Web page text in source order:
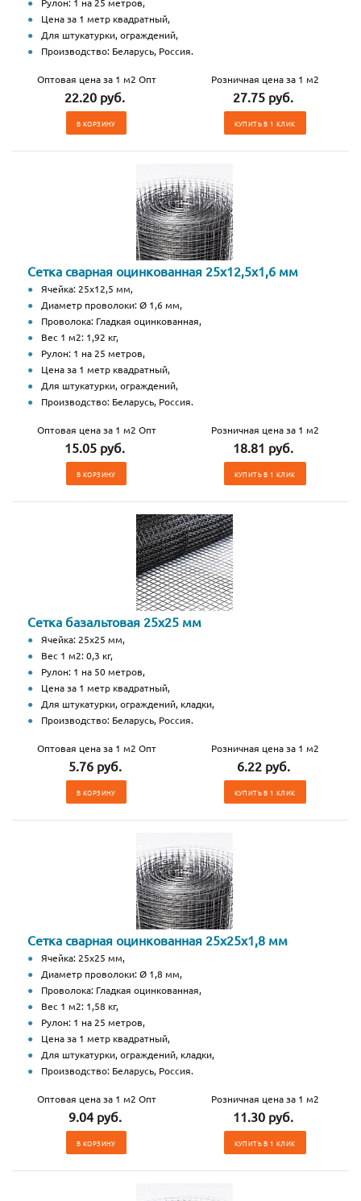
Цена за 1 метр квадратный,
Для штукатурки, ограждений,
Производство: Беларусь, Россия.
Оптовая цена за 1 м2 Опт
22.20 руб.
В КОРЗИНУ
Розничная цена за 1 м2
27.75 руб.
КУПИТЬ В 1 КЛИК
Сетка сварная оцинкованная 25х12,5х1,6 мм
Ячейка: 25х12,5 мм,
Диаметр проволоки: Ø 1,6 мм,
Проволока: Гладкая оцинкованная,
Вес 1 м2: 1,92 кг,
Рулон: 1 на 25 метров,
Цена за 1 метр квадратный,
Для штукатурки, ограждений,
Производство: Беларусь, Россия.
Оптовая цена за 1 м2 Опт
15.05 руб.
В КОРЗИНУ
Розничная цена за 1 м2
18.81 руб.
КУПИТЬ В 1 КЛИК
Сетка базальтовая 25х25 мм
Ячейка: 25х25 мм,
Вес 1 м2: 0,3 кг,
Рулон: 1 на 50 метров,
Цена за 1 метр квадратный,
Для штукатурки, ограждений, кладки,
Производство: Беларусь, Россия.
Оптовая цена за 1 м2 Опт
5.76 руб.
В КОРЗИНУ
Розничная цена за 1 м2
6.22 руб.
КУПИТЬ В 1 КЛИК
Сетка сварная оцинкованная 25х25х1,8 мм
Ячейка: 25х25 мм,
Диаметр проволоки: Ø 1,8 мм,
Проволока: Гладкая оцинкованная,
Вес 1 м2: 1,58 кг,
Рулон: 1 на 25 метров,
Цена за 1 метр квадратный,
Для штукатурки, ограждений, кладки,
Производство: Беларусь, Россия.
Оптовая цена за 1 м2 Опт
9.04 руб.
В КОРЗИНУ
Розничная цена за 1 м2
11.30 руб.
КУПИТЬ В 1 КЛИК